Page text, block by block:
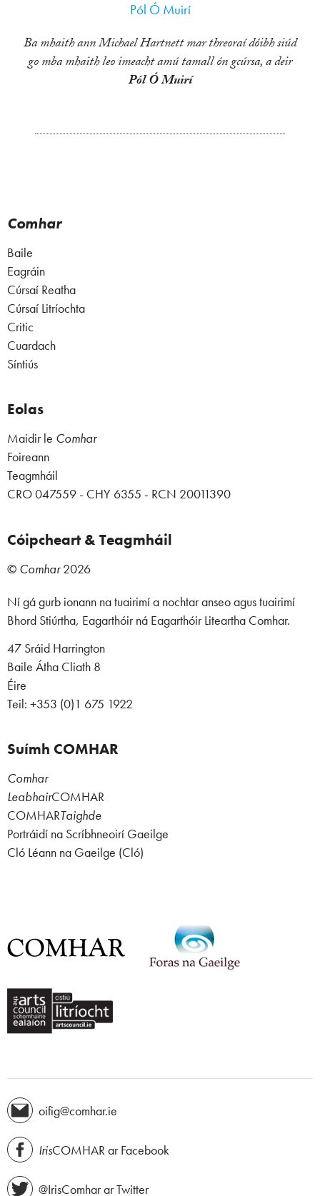
Pól Ó Muirí
Ba mhaith ann Michael Hartnett mar threoraí dóibh siúd
go mba mhaith leo imeacht amú tamall ón gcúrsa, a deir
Pól Ó Muirí
Comhar
Baile
Eagráin
Cúrsaí Reatha
Cúrsaí Litríochta
Critic
Cuardach
Síntiús
Eolas
Maidir le Comhar
Foireann
Teagmháil
CRO 047559 - CHY 6355 - RCN 20011390
Cóipcheart & Teagmháil
© Comhar2026
Ní gá gurb ionann na tuairimí a nochtar anseo agus tuairimí
Bhord Stiúrtha, Eagarthóir ná Eagarthóir Liteartha Comhar.
47 Sráid Harrington
Baile Átha Cliath 8
Éire
Teil: +353 (0)1 675 1922
Suímh COMHAR
Comhar
LeabhairCOMHAR
COMHARTaighde
Portráidí na Scríbhneoirí Gaeilge
Cló Léann na Gaeilge (Cló)
oifig@comhar.ie
IrisCOMHAR ar Facebook
@IrisComhar ar Twitter